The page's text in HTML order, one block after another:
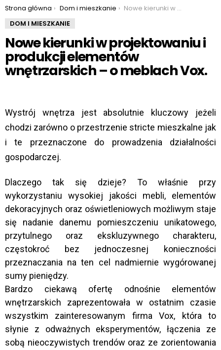
You are here:
Strona główna Dom i mieszkanie
Nowe kierunki w projektowaniu i produkcji elementów wnętrzarskich – o meblach Vox.
DOM I MIESZKANIE
Nowe kierunki w projektowaniu i
produkcji elementów
wnętrzarskich – o meblach Vox.
Wystrój wnętrza jest absolutnie kluczowy jeżeli
chodzi zarówno o przestrzenie stricte mieszkalne jak
i te przeznaczone do prowadzenia działalności
gospodarczej.
Dlaczego tak się dzieje? To właśnie przy
wykorzystaniu wysokiej jakości mebli, elementów
dekoracyjnych oraz oświetleniowych możliwym staje
się nadanie danemu pomieszczeniu unikatowego,
przytulnego oraz ekskluzywnego charakteru,
częstokroć bez jednoczesnej konieczności
przeznaczania na ten cel nadmiernie wygórowanej
sumy pieniędzy.
Bardzo ciekawą ofertę odnośnie elementów
wnętrzarskich zaprezentowała w ostatnim czasie
wszystkim zainteresowanym firma Vox, która to
słynie z odważnych eksperymentów, łączenia ze
sobą nieoczywistych trendów oraz ze zorientowania